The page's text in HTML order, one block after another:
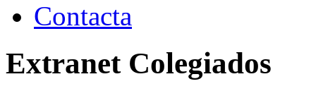
Contacta
Extranet Colegiados